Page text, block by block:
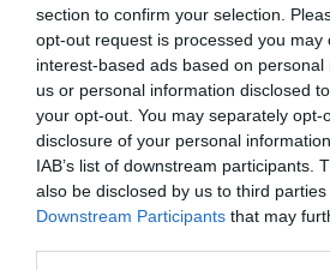
section to confirm your selection.
opt-out request is processed you may
interest-based ads based on
us or personal information disclosed
your opt-out. You may separately opt-
disclosure of your personal
IAB’s list of downstream participants.
also be disclosed by us to third
Downstream Participants that may